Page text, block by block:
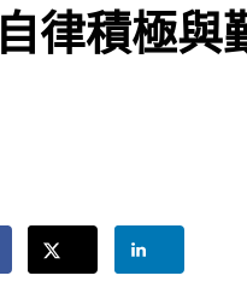
自律積極與